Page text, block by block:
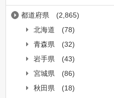
都道府県
(2,865)
北海道
(78)
青森県
(32)
岩手県
(43)
宮城県
(86)
秋田県
(18)